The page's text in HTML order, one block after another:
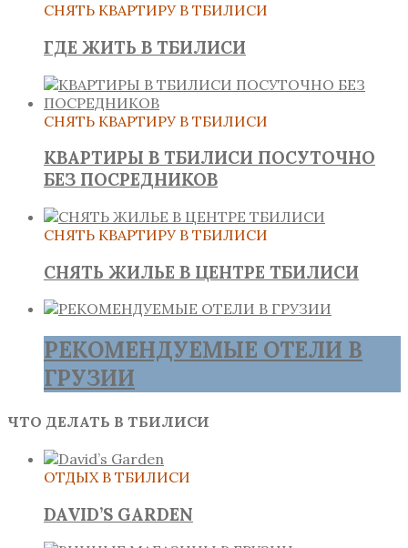
СНЯТЬ КВАРТИРУ В ТБИЛИСИ
ГДЕ ЖИТЬ В ТБИЛИСИ
СНЯТЬ КВАРТИРУ В ТБИЛИСИ
КВАРТИРЫ В ТБИЛИСИ ПОСУТОЧНО
БЕЗ ПОСРЕДНИКОВ
СНЯТЬ КВАРТИРУ В ТБИЛИСИ
СНЯТЬ ЖИЛЬЕ В ЦЕНТРЕ ТБИЛИСИ
РЕКОМЕНДУЕМЫЕ ОТЕЛИ В
ГРУЗИИ
ЧТО ДЕЛАТЬ В ТБИЛИСИ
ОТДЫХ В ТБИЛИСИ
DAVID’S GARDEN